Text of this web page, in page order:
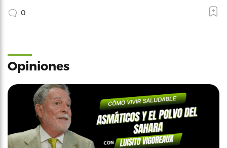
0
Opiniones